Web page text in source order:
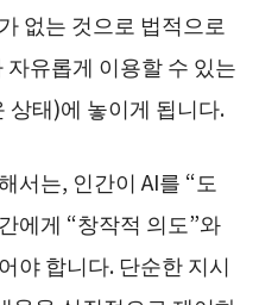
없는 것으로 법적으로
유롭게 이용할 수 있는
상태)에 놓이게 됩니다.
서는, 인간이 AI를 “도
에게 “창작적 의도”와
야 합니다. 단순한 지시